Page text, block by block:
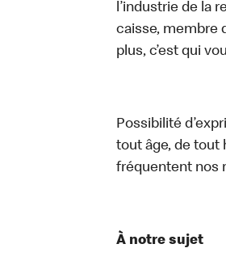
l’industrie de la
caisse, membre
plus, c’est qui
Possibilité
tout âge, de tout
fréquentent nos
À notre sujet